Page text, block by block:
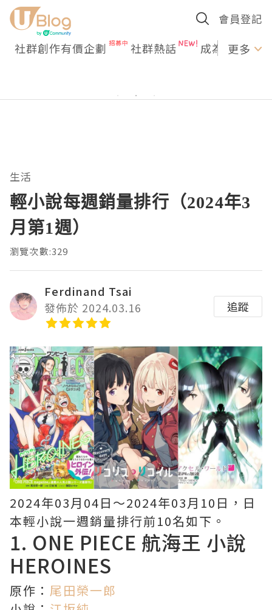
會員登記
社群創作有價企劃 社群熱話 成為U更多
生活
輕小說每週銷量排行（2024年3
月第1週）
瀏覽次數:329
Ferdinand Tsai
發佈於 2024.03.16
追蹤
2024年03月04日〜2024年03月10日，日
本輕小說一週銷量排行前10名如下。
1. ONE PIECE 航海王 小說
HEROINES
原作： 尾田榮一郎